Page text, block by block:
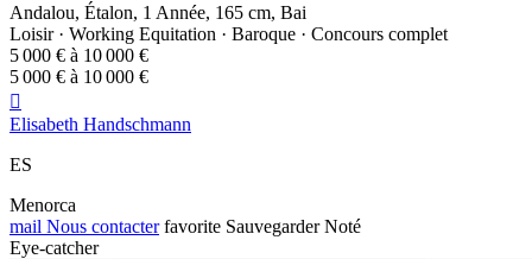
Andalou, Étalon, 1 Année, 165 cm, Bai
Loisir · Working Equitation · Baroque · Concours complet
5 000 € à 10 000 €
5 000 € à 10 000 €

Elisabeth Handschmann
ES
Menorca
mail Nous contacter favorite Sauvegarder Noté
Eye-catcher